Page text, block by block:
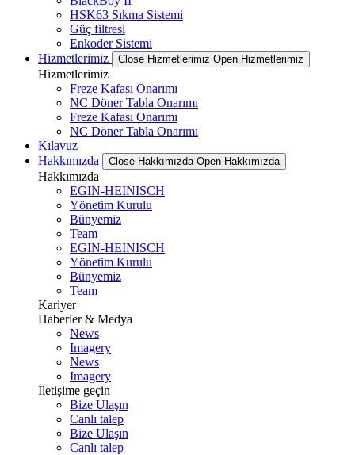
HSK63 Sıkma Sistemi
Güç filtresi
Enkoder Sistemi
Hizmetlerimiz
Close Hizmetlerimiz Open Hizmetlerimiz
Hizmetlerimiz
Freze Kafası Onarımı
NC Döner Tabla Onarımı
Freze Kafası Onarımı
NC Döner Tabla Onarımı
Kılavuz
Hakkımızda
Close Hakkımızda Open Hakkımızda
Hakkımızda
EGIN-HEINISCH
Yönetim Kurulu
Bünyemiz
Team
EGIN-HEINISCH
Yönetim Kurulu
Bünyemiz
Team
Kariyer
Haberler & Medya
News
Imagery
News
Imagery
İletişime geçin
Bize Ulaşın
Canlı talep
Bize Ulaşın
Canlı talep